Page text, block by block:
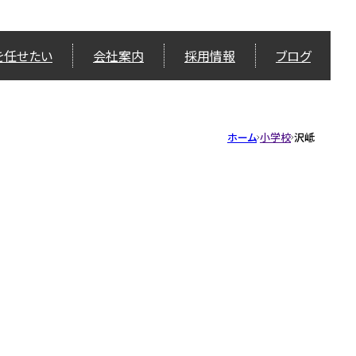
せたい 会社案内 採用情報 ブログ
ホーム 小学校 沢岻